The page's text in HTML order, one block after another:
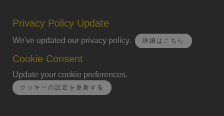
Privacy Policy Update
We've updated our privacy policy. 詳細はこちら
Cookie Consent
Update your cookie preferences.
クッキーの設定を更新する